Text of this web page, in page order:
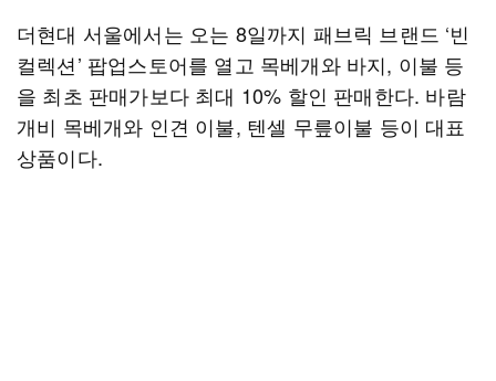
더현대 서울에서는 오는 8일까지 패브릭 브랜드 ‘빈
컬렉션’ 팝업스토어를 열고 목베개와 바지, 이불 등
을 최초 판매가보다 최대 10% 할인 판매한다. 바람
개비 목베개와 인견 이불, 텐셀 무릎이불 등이 대표
상품이다.